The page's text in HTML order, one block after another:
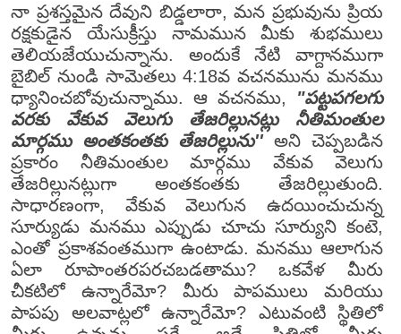
నా ప్రశస్తమైన దేవుని బిడ్డలారా, మన ప్రభువును ప్రియ
రక్షకుడైన యేసుక్రీస్తు నామమున మీకు శుభములు
తెలియజేయుచున్నాను. అందుకే నేటి వాగ్దానముగా
బైబిల్ నుండి సామెతలు 4:18వ వచనమును మనము
ధ్యానించబోవుచున్నాము. ఆ వచనము, "పట్టపగలగు
వరకు వేకువ వెలుగు తేజరిల్లునట్లు నీతిమంతుల
మార్గము అంతకంతకు తేజరిల్లును''అని చెప్పబడిన
ప్రకారం నీతిమంతుల మార్గము వేకువ వెలుగు
తేజరిల్లునట్లుగా అంతకంతకు తేజరిల్లుతుంది.
సాధారణంగా, వేకువ వెలుగున ఉదయించుచున్న
సూర్యుడు మనము ఎప్పుడు చూచు సూర్యుని కంటె,
ఎంతో ప్రకాశవంతముగా ఉంటాడు. మనము ఆలాగున
ఏలా రూపాంతరపరచబడతాము? ఒకవేళ మీరు
చీకటిలో ఉన్నారేమో? మీరు పాపములు మరియు
పాపపు అలవాట్లలో ఉన్నారేమో? ఎటువంటి స్థితిలో